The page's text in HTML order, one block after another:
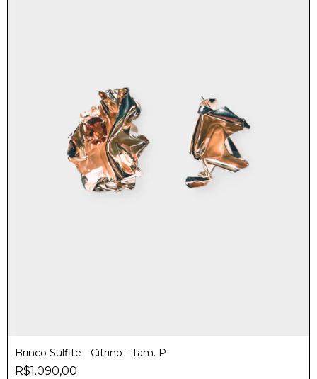
Brinco Sulfite - Citrino - Tam. P
R$1.090,00